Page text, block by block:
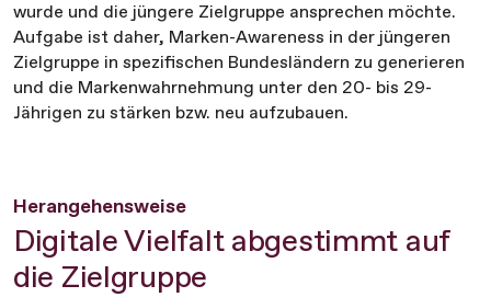
wurde und die jüngere Zielgruppe ansprechen möchte.
Aufgabe ist daher, Marken-Awareness in der jüngeren
Zielgruppe in spezifischen Bundesländern zu generieren
und die Markenwahrnehmung unter den 20- bis 29-
Jährigen zu stärken bzw. neu aufzubauen.
Herangehensweise
Digitale Vielfalt abgestimmt auf
die Zielgruppe